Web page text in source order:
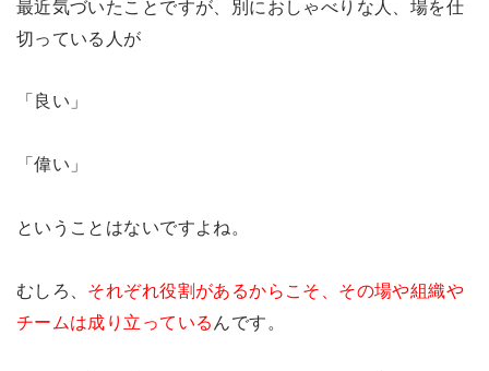
最近気づいたことですが、別におしゃべりな人、場を仕
切っている人が
「良い」
「偉い」
ということはないですよね。
むしろ、 それぞれ役割があるからこそ、その場や組織や
チームは成り立っている んです。